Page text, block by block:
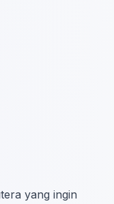
yang ingin